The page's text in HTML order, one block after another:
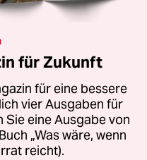
für Zukunft
für eine bessere
vier Ausgaben für
Sie eine Ausgabe von
„Was wäre, wenn
reicht).